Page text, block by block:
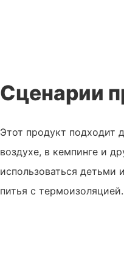
Сценарии
Этот продукт подходит
воздухе, в кемпинге и
использоваться детьми
питья с термоизоляцией.